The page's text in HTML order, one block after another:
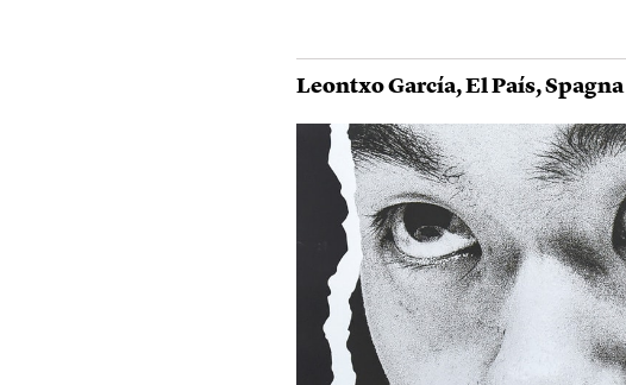
Leontxo García,El País,Spagna